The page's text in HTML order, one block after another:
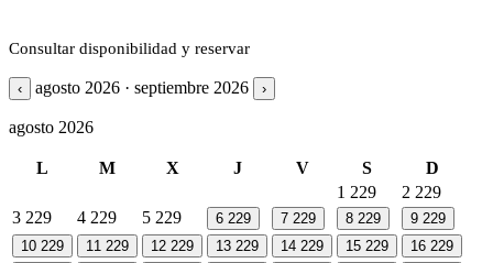
Consultar disponibilidad y reservar
‹ agosto 2026 · septiembre 2026 ›
agosto 2026
L M X J V S
D
1 229 2 229
3 229 4 229 5 229 6 229 7 229 8 229 9 229
10 229 11 229 12 229 13 229 14 229 15 229 16 229